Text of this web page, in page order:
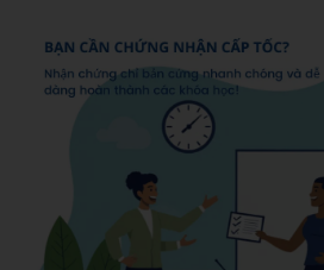
Khóa học phong thủy ứng dụng
khóa học Livestream bán hàng đỉnh
Chiến lược dẫn đầu và hệ vận hành
Khóa học Quản Đốc Sản Xuất
Khóa học đào tạo giảng viên nội bộ
Cách đăng bán hàng trên Facebook
Khóa học livestream bán hàng
Khóa học giám đốc kênh phân phối
Khóa học giám đốc chuỗi bán Lẻ tại
Khóa Học Marketing Digital Tại HCM